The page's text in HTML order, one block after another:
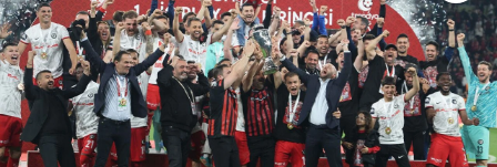
SAĞLIK
SON DAKİKA
SPOR